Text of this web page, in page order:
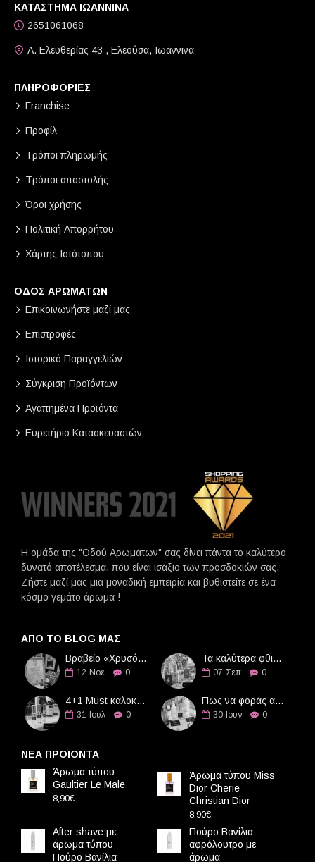
ΚΑΤΑΣΤΗΜΑ ΙΩΑΝΝΙΝΑ
2651061068
Λ. Ελευθερίας 43 , Ελεούσα, Ιωάννινα
ΠΛΗΡΟΦΟΡΙΕΣ
Franchise
Προφίλ
Τρόποι πληρωμής
Τρόποι αποστολής
Όροι χρήσης
Πολιτική Απορρήτου
Χάρτης Ιστότοπου
ΟΔΟΣ ΑΡΩΜΑΤΩΝ
Επικοινωνήστε μαζί μας
Επιστροφές
Ιστορικό Παραγγελιών
Σύγκριση Προϊόντων
Αγαπημένα Προϊόντα
Ευρετήριο Κατασκευαστών
Η ομάδα της "Οδού Αρωμάτων" σας δίνει πάντα το καλύτερο
δυνατό αποτέλεσμα, που είναι ισάξιο των προσδοκιών σας.
Ζήστε μαζί μας μια μοναδική εμπειρία και βυθιστείτε σε ένα
κόσμο γεμάτο άρωμα !
ΑΠΌ ΤΟ BLOG ΜΑΣ
Βραβείο «Χρυσό Διαμάντι» στην Οδό Αρωμάτων
12 Νοε 0
Τα καλύτερα φθινοπωρινά αρώματα
07 Σεπ 0
4+1 Must καλοκαιρινά αρώματα
31 Ιουλ 0
Πως να φοράς αρώματα τους καλοκαιρινούς μήνες
30 Ιουν 0
ΝΕΑ ΠΡΟΪΟΝΤΑ
Άρωμα τύπου
Gaultier Le Male
8,90€
Άρωμα τύπου Miss
Dior Cherie
Christian Dior
8,90€
After shave με
άρωμα τύπου
Πούρο Βανίλια
Πούρο Βανίλια
αφρόλουτρο με
άρωμα